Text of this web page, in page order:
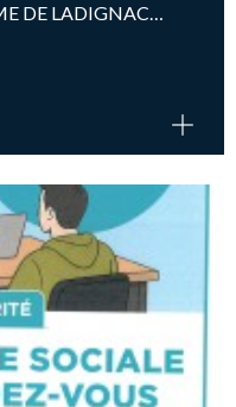
DE LADIGNAC…